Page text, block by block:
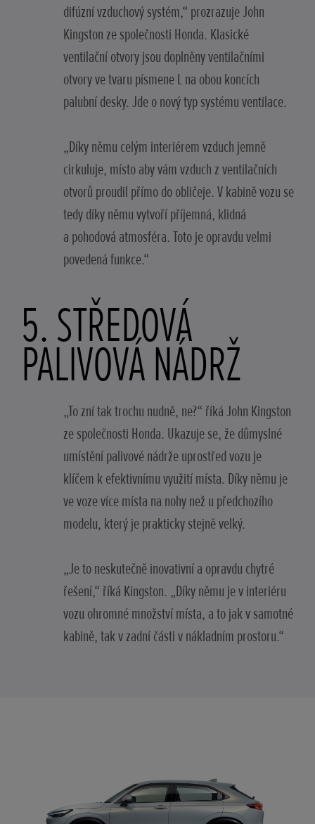
difúzní vzduchový systém,“ prozrazuje John
Kingston ze společnosti Honda. Klasické
ventilační otvory jsou doplněny ventilačními
otvory ve tvaru písmene L na obou koncích
palubní desky. Jde o nový typ systému ventilace.
„Díky němu celým interiérem vzduch jemně
cirkuluje, místo aby vám vzduch z ventilačních
otvorů proudil přímo do obličeje. V kabině vozu se
tedy díky němu vytvoří příjemná, klidná
a pohodová atmosféra. Toto je opravdu velmi
povedená funkce.“
5. STŘEDOVÁ
PALIVOVÁ NÁDRŽ
„To zní tak trochu nudně, ne?“ říká John Kingston
ze společnosti Honda. Ukazuje se, že důmyslné
umístění palivové nádrže uprostřed vozu je
klíčem k efektivnímu využití místa. Díky němu je
ve voze více místa na nohy než u předchozího
modelu, který je prakticky stejně velký.
„Je to neskutečně inovativní a opravdu chytré
řešení,“ říká Kingston. „Díky němu je v interiéru
vozu ohromné množství místa, a to jak v samotné
kabině, tak v zadní části v nákladním prostoru.“